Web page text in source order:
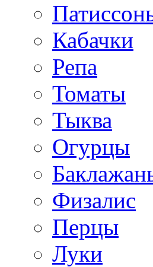
Кабачки
Репа
Томаты
Тыква
Огурцы
Физалис
Перцы
Луки